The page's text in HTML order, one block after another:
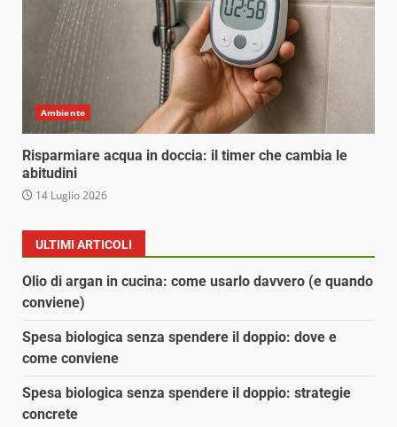
Ambiente
Risparmiare acqua in doccia: il timer che cambia le
abitudini
14 Luglio 2026
ULTIMI ARTICOLI
Olio di argan in cucina: come usarlo davvero (e quando
conviene)
Spesa biologica senza spendere il doppio: dove e
come conviene
Spesa biologica senza spendere il doppio: strategie
concrete